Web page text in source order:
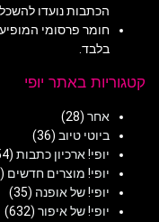
הכתבות נועדו
חומר פרסומי
בלבד.
קטגוריות באתר יופי
אחר (28)
ביוטי טיוב (36)
יופי! ארכיון כתבות (954)
יופי! מוצרים חדשים (2,566)
יופי! של אופנה (35)
יופי! של איפור (632)